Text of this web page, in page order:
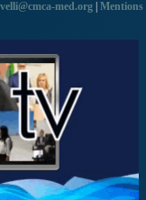
med.org Mentions